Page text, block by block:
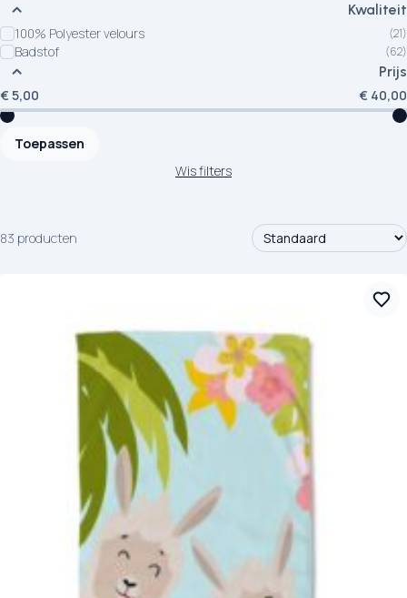
Kwaliteit
100% Polyester velours
(21)
Badstof (62)
Prijs
€ 5,00 € 40,00
Toepassen
Wis filters
83 producten